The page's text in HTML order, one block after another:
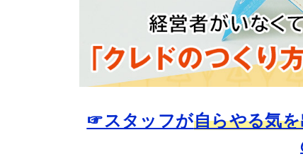
☞スタッフが自らやる気